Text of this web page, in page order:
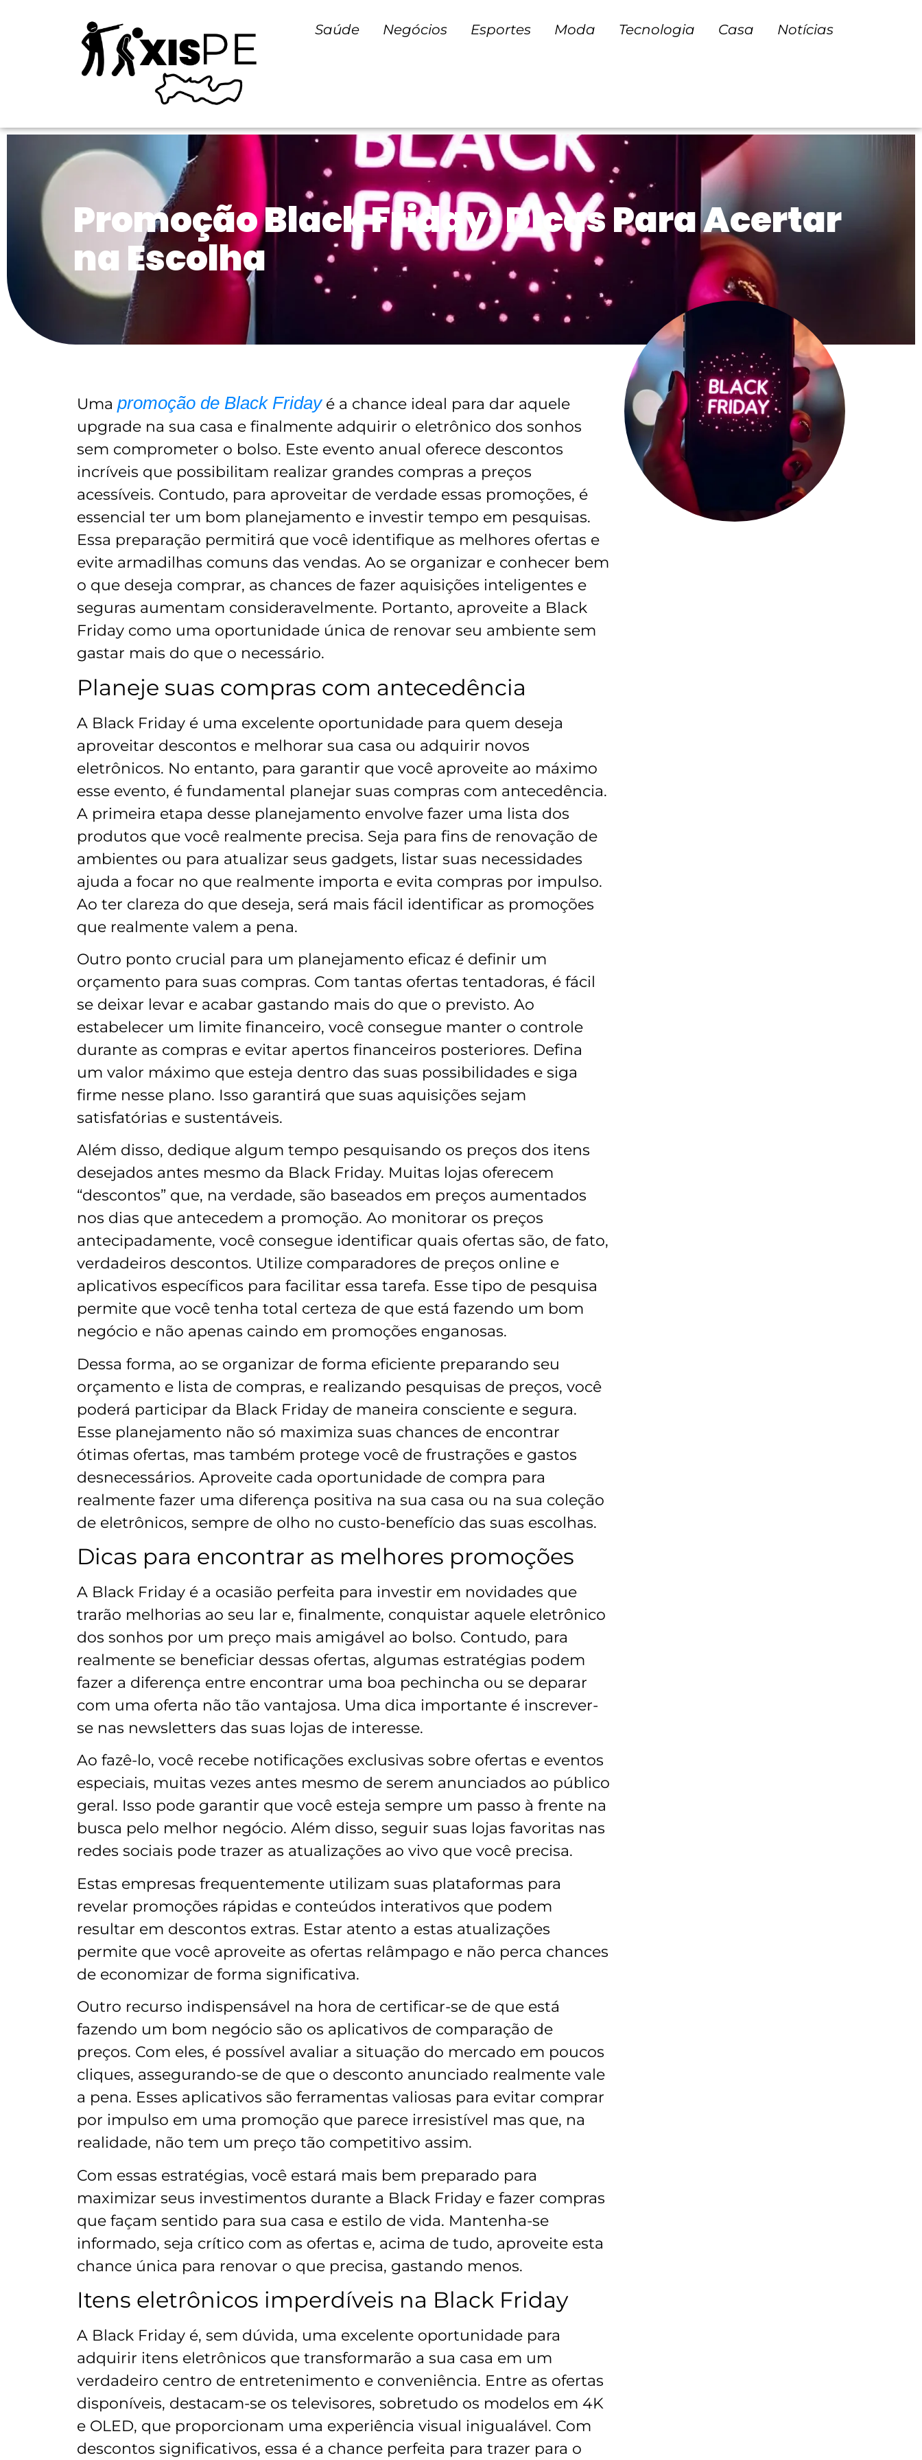
Saúde Negócios Esportes Moda Tecnologia Casa Notícias
Promoção Black Friday: Dicas Para Acertar
na Escolha
Uma promoção de Black Fridayé a chance ideal para dar aquele
upgrade na sua casa e finalmente adquirir o eletrônico dos sonhos
sem comprometer o bolso. Este evento anual oferece descontos
incríveis que possibilitam realizar grandes compras a preços
acessíveis. Contudo, para aproveitar de verdade essas promoções, é
essencial ter um bom planejamento e investir tempo em pesquisas.
Essa preparação permitirá que você identifique as melhores ofertas e
evite armadilhas comuns das vendas. Ao se organizar e conhecer bem
o que deseja comprar, as chances de fazer aquisições inteligentes e
seguras aumentam consideravelmente. Portanto, aproveite a Black
Friday como uma oportunidade única de renovar seu ambiente sem
gastar mais do que o necessário.
Planeje suas compras com antecedência
A Black Friday é uma excelente oportunidade para quem deseja
aproveitar descontos e melhorar sua casa ou adquirir novos
eletrônicos. No entanto, para garantir que você aproveite ao máximo
esse evento, é fundamental planejar suas compras com antecedência.
A primeira etapa desse planejamento envolve fazer uma lista dos
produtos que você realmente precisa. Seja para fins de renovação de
ambientes ou para atualizar seus gadgets, listar suas necessidades
ajuda a focar no que realmente importa e evita compras por impulso.
Ao ter clareza do que deseja, será mais fácil identificar as promoções
que realmente valem a pena.
Outro ponto crucial para um planejamento eficaz é definir um
orçamento para suas compras. Com tantas ofertas tentadoras, é fácil
se deixar levar e acabar gastando mais do que o previsto. Ao
estabelecer um limite financeiro, você consegue manter o controle
durante as compras e evitar apertos financeiros posteriores. Defina
um valor máximo que esteja dentro das suas possibilidades e siga
firme nesse plano. Isso garantirá que suas aquisições sejam
satisfatórias e sustentáveis.
Além disso, dedique algum tempo pesquisando os preços dos itens
desejados antes mesmo da Black Friday. Muitas lojas oferecem
“descontos” que, na verdade, são baseados em preços aumentados
nos dias que antecedem a promoção. Ao monitorar os preços
antecipadamente, você consegue identificar quais ofertas são, de fato,
verdadeiros descontos. Utilize comparadores de preços online e
aplicativos específicos para facilitar essa tarefa. Esse tipo de pesquisa
permite que você tenha total certeza de que está fazendo um bom
negócio e não apenas caindo em promoções enganosas.
Dessa forma, ao se organizar de forma eficiente preparando seu
orçamento e lista de compras, e realizando pesquisas de preços, você
poderá participar da Black Friday de maneira consciente e segura.
Esse planejamento não só maximiza suas chances de encontrar
ótimas ofertas, mas também protege você de frustrações e gastos
desnecessários. Aproveite cada oportunidade de compra para
realmente fazer uma diferença positiva na sua casa ou na sua coleção
de eletrônicos, sempre de olho no custo-benefício das suas escolhas.
Dicas para encontrar as melhores promoções
A Black Friday é a ocasião perfeita para investir em novidades que
trarão melhorias ao seu lar e, finalmente, conquistar aquele eletrônico
dos sonhos por um preço mais amigável ao bolso. Contudo, para
realmente se beneficiar dessas ofertas, algumas estratégias podem
fazer a diferença entre encontrar uma boa pechincha ou se deparar
com uma oferta não tão vantajosa. Uma dica importante é inscrever-
se nas newsletters das suas lojas de interesse.
Ao fazê-lo, você recebe notificações exclusivas sobre ofertas e eventos
especiais, muitas vezes antes mesmo de serem anunciados ao público
geral. Isso pode garantir que você esteja sempre um passo à frente na
busca pelo melhor negócio. Além disso, seguir suas lojas favoritas nas
redes sociais pode trazer as atualizações ao vivo que você precisa.
Estas empresas frequentemente utilizam suas plataformas para
revelar promoções rápidas e conteúdos interativos que podem
resultar em descontos extras. Estar atento a estas atualizações
permite que você aproveite as ofertas relâmpago e não perca chances
de economizar de forma significativa.
Outro recurso indispensável na hora de certificar-se de que está
fazendo um bom negócio são os aplicativos de comparação de
preços. Com eles, é possível avaliar a situação do mercado em poucos
cliques, assegurando-se de que o desconto anunciado realmente vale
a pena. Esses aplicativos são ferramentas valiosas para evitar comprar
por impulso em uma promoção que parece irresistível mas que, na
realidade, não tem um preço tão competitivo assim.
Com essas estratégias, você estará mais bem preparado para
maximizar seus investimentos durante a Black Friday e fazer compras
que façam sentido para sua casa e estilo de vida. Mantenha-se
informado, seja crítico com as ofertas e, acima de tudo, aproveite esta
chance única para renovar o que precisa, gastando menos.
Itens eletrônicos imperdíveis na Black Friday
A Black Friday é, sem dúvida, uma excelente oportunidade para
adquirir itens eletrônicos que transformarão a sua casa em um
verdadeiro centro de entretenimento e conveniência. Entre as ofertas
disponíveis, destacam-se os televisores, sobretudo os modelos em 4K
e OLED, que proporcionam uma experiência visual inigualável. Com
descontos significativos, essa é a chance perfeita para trazer para o